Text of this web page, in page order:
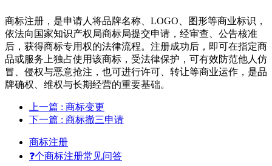
商标注册，是申请人将品牌名称、LOGO、图形等商业标识，
依法向国家知识产权局商标局提交申请，经审查、公告核准
后，获得商标专用权的法律流程。注册成功后，即可在指定商
品或服务上独占使用该商标，受法律保护，可有效防范他人仿
冒、侵权与恶意抢注，也可进行许可、转让等商业运作，是品
牌确权、维权与长期经营的重要基础。
上一篇 : 商标变更
下一篇 : 商标撤三申请
商标注册
❓个商标注册常见问答